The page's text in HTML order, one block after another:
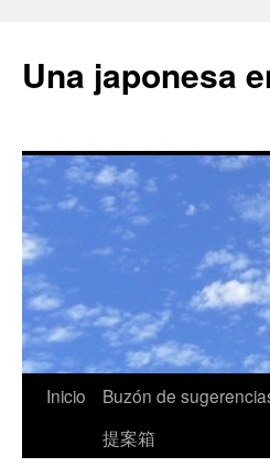
Una japonesa
Inicio
Buzón de
提案箱